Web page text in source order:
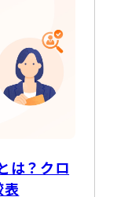
は？クロ